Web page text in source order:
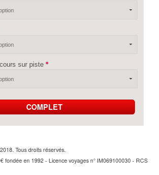
sur piste
COMPLET
Tous droits réservés.
fondée en 1992 - Licence voyages n° IM069100030 - RCS